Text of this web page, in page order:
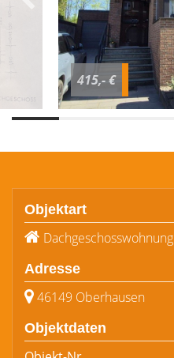
415,- €
Objektart
Dachgeschosswohnung
Adresse
46149 Oberhausen
Objektdaten